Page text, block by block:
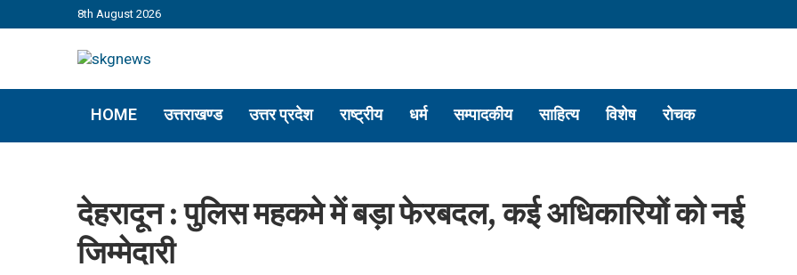
8th August 2026
HOME उत्तराखण्ड उत्तर प्रदेश राष्ट्रीय धर्म सम्पादकीय साहित्य विशेष रोचक
देहरादून : पुलिस महकमे में बड़ा फेरबदल, कई अधिकारियों को नई
जिम्मेदारी